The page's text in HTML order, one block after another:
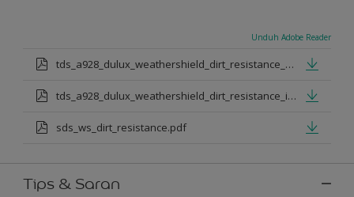
Unduh Adobe Reader
tds_a928_dulux_weathershield_dirt_resistance_en_jan_2025.pdf
tds_a928_dulux_weathershield_dirt_resistance_id_jan_2025.pdf
sds_ws_dirt_resistance.pdf
Tips & Saran